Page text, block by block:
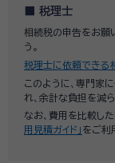
税理士
相続税の申告をお願
う。
税理士に依頼できる
このように、専門家
れ、余計な負担を減
なお、費用を比較し
用見積ガイド」 をご利